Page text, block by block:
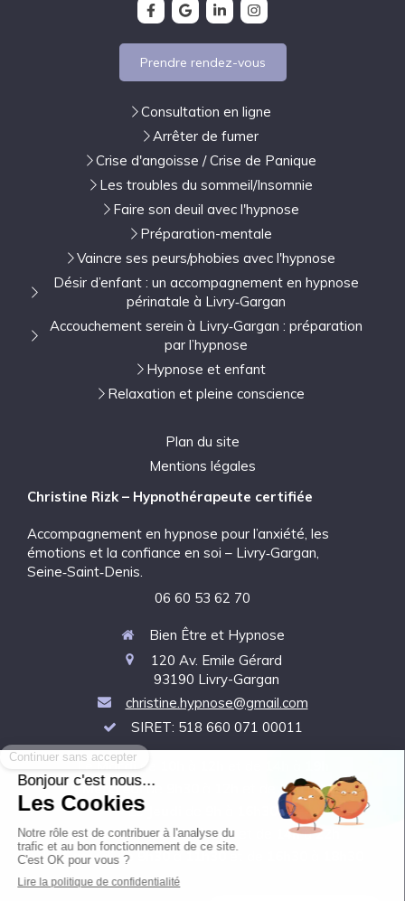
Prendre rendez-vous
Consultation en ligne
Arrêter de fumer
Crise d'angoisse / Crise de Panique
Les troubles du sommeil/Insomnie
Faire son deuil avec l'hypnose
Préparation-mentale
Vaincre ses peurs/phobies avec l'hypnose
Désir d’enfant : un accompagnement en hypnose
périnatale à Livry‑Gargan
Accouchement serein à Livry‑Gargan : préparation
par l’hypnose
Hypnose et enfant
Relaxation et pleine conscience
Plan du site
Mentions légales
Christine Rizk – Hypnothérapeute certifiée
Accompagnement en hypnose pour l’anxiété, les
émotions et la confiance en soi – Livry‑Gargan,
Seine‑Saint‑Denis.
06 60 53 62 70
Bien Être et Hypnose
120 Av. Emile Gérard
93190 Livry-Gargan
christine.hypnose@gmail.com
SIRET: 518 660 071 00011
LeMardi
LeMercredide 14hà16h
Le
LeVendredide 10hà12h 14hà22h
LeSamedide9h30à11h30et de